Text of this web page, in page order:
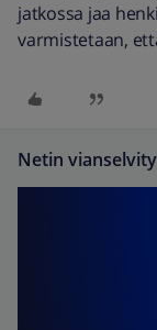
jatkossa jaa
varmistetaan,
Netin